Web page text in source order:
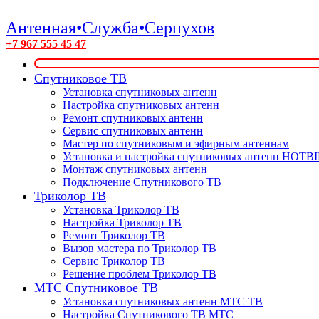
Антенная•Служба•Серпухов
+7 967 555 45 47
Спутниковое ТВ
Установка спутниковых антенн
Настройка спутниковых антенн
Ремонт спутниковых антенн
Сервис спутниковых антенн
Мастер по спутниковым и эфирным антеннам
Установка и настройка спутниковых антенн
Монтаж спутниковых антенн
Подключение Спутникового ТВ
Триколор ТВ
Установка Триколор ТВ
Настройка Триколор ТВ
Ремонт Триколор ТВ
Вызов мастера по Триколор ТВ
Сервис Триколор ТВ
Решение проблем Триколор ТВ
МТС Спутниковое ТВ
Установка спутниковых антенн МТС ТВ
Настройка Спутникового ТВ МТС